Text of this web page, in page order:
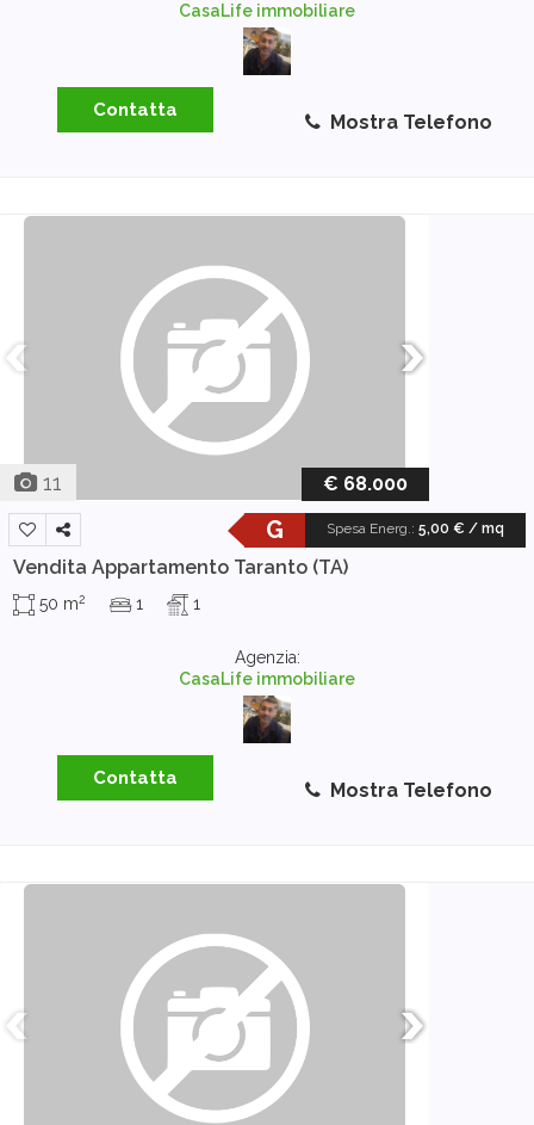
CasaLife immobiliare
Contatta
Mostra Telefono
11 € 68.000
Spesa Energ.: 5,00 € / mq
G
Vendita Appartamento Taranto (TA)
50 m2 1 1
Agenzia:
CasaLife immobiliare
Contatta
Mostra Telefono